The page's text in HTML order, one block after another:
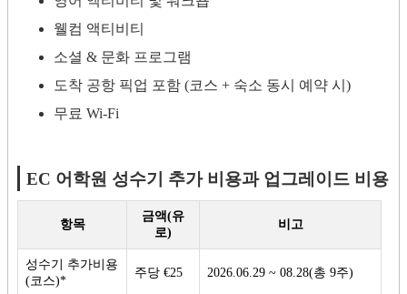
웰컴 액티비티
소셜 & 문화 프로그램
도착 공항 픽업 포함 (코스 + 숙소 동시 예약 시)
무료 Wi-Fi
EC 어학원 성수기 추가 비용과 업그레이드 비용
항목
금액(유
로)
비고
성수기 추가비용
(코스)*
주당 €25 2026.06.29 ~ 08.28(총 9주)